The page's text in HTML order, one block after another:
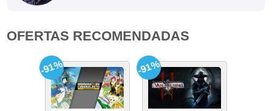
OFERTAS RECOMENDADAS
-91% -91%